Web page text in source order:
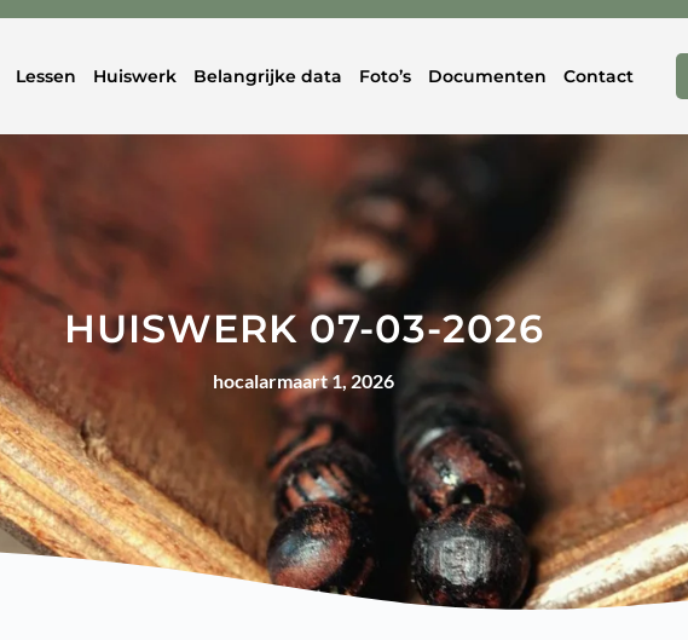
Lessen Huiswerk Belangrijke data Foto’s Documenten Contact
HUISWERK 07-03-2026
hocalarmaart 1, 2026